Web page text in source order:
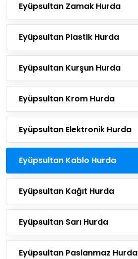
Eyüpsultan Zamak Hurda
Eyüpsultan Plastik Hurda
Eyüpsultan Kurşun Hurda
Eyüpsultan Krom Hurda
Eyüpsultan Elektronik Hurda
Eyüpsultan Kablo Hurda
Eyüpsultan Kağıt Hurda
Eyüpsultan Sarı Hurda
Eyüpsultan Paslanmaz Hurda